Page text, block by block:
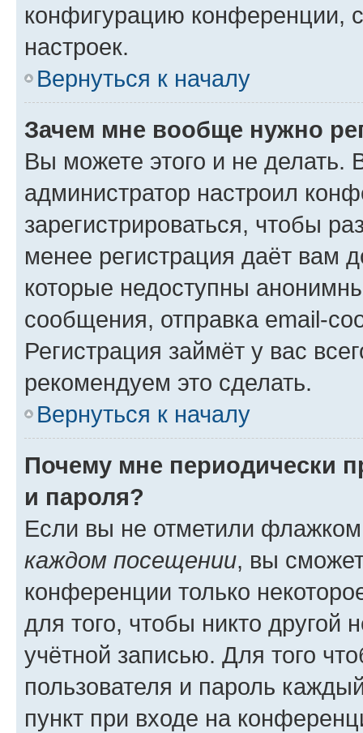
конфигурацию конференции,
настроек.
Вернуться к началу
Зачем мне вообще нужно
Вы можете этого и не делать.
администратор настроил
зарегистрироваться, чтобы
менее регистрация даёт вам
которые недоступны
сообщения, отправка email-
Регистрация займёт у вас
рекомендуем это сделать.
Вернуться к началу
Почему мне периодически
и пароля?
Если вы не отметили
каждом посещении, вы
конференции только
для того, чтобы никто другой
учётной записью. Для того
пользователя и пароль
пункт при входе на